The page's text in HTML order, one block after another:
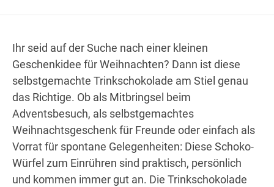
Ihr seid auf der Suche nach einer kleinen
Geschenkidee für Weihnachten? Dann ist diese
selbstgemachte Trinkschokolade am Stiel genau
das Richtige. Ob als Mitbringsel beim
Adventsbesuch, als selbstgemachtes
Weihnachtsgeschenk für Freunde oder einfach als
Vorrat für spontane Gelegenheiten: Diese Schoko-
Würfel zum Einrühren sind praktisch, persönlich
und kommen immer gut an. Die Trinkschokolade